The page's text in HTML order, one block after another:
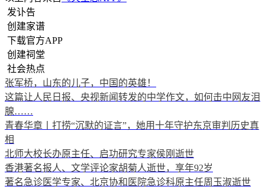
发讣告
创建家谱
下载官方APP
创建祠堂
社会热点
张军桥，山东的儿子，中国的英雄！
这篇让人民日报、央视新闻转发的中学作文，如何击中网友泪
腺……
青春华章丨打捞“沉默的证言”，她用十年守护东京审判历史真
相
北师大校长办原主任、启功研究专家侯刚逝世
香港著名报人、文学评论家胡菊人逝世，享年92岁
著名急诊医学专家、北京协和医院急诊科原主任周玉淑逝世